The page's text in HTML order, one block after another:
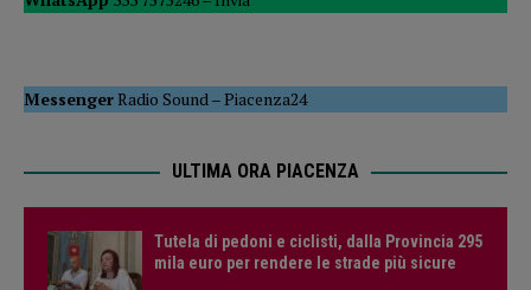
MessengerRadio Sound –Piacenza24
ULTIMA ORA PIACENZA
Tutela di pedoni e ciclisti, dalla Provincia 295
mila euro per rendere le strade più sicure